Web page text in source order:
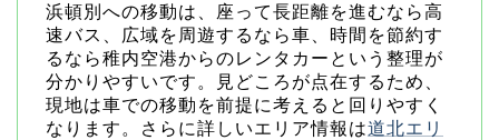
浜頓別への移動は、座って長距離を進むなら高
速バス、広域を周遊するなら車、時間を節約す
るなら稚内空港からのレンタカーという整理が
分かりやすいです。見どころが点在するため、
現地は車での移動を前提に考えると回りやすく
なります。さらに詳しいエリア情報は道北エリ